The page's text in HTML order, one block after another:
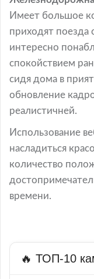
Имеет большое
приходят поезда
интересно
спокойствием
сидя дома в
обновление
реалистичней.
Использование
насладиться
количество
времени.
🔥 ТОП-10